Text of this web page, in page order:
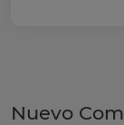
Nuevo